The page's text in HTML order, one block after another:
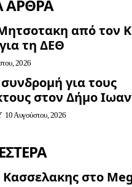
ΑΡΘΡΑ
από τον
τη ΔΕΘ
2026
για τους
στον Δήμο
10 Αυγούστου, 2026
στο